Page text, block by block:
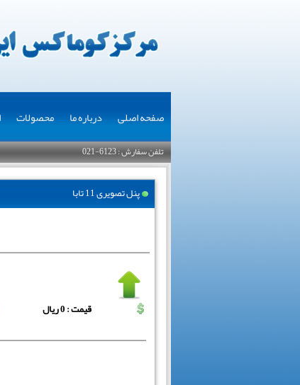
صفحه اصلی درباره ما محصولات
تلفن سفارش : 6123-021
پنل تصویری 11 تابا
قیمت : 0 ریال